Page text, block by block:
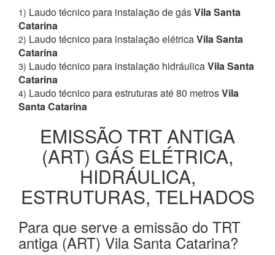
1) Laudo técnico para instalação de gásVila Santa
Catarina
2) Laudo técnico para instalação elétricaVila Santa
Catarina
3) Laudo técnico para instalação hidráulicaVila Santa
Catarina
4) Laudo técnico para estruturas até 80 metrosVila
Santa Catarina
EMISSÃO TRT ANTIGA
(ART) GÁS ELÉTRICA,
HIDRÁULICA,
ESTRUTURAS, TELHADOS
Para que serve a emissão do TRT
antiga (ART) Vila Santa Catarina?